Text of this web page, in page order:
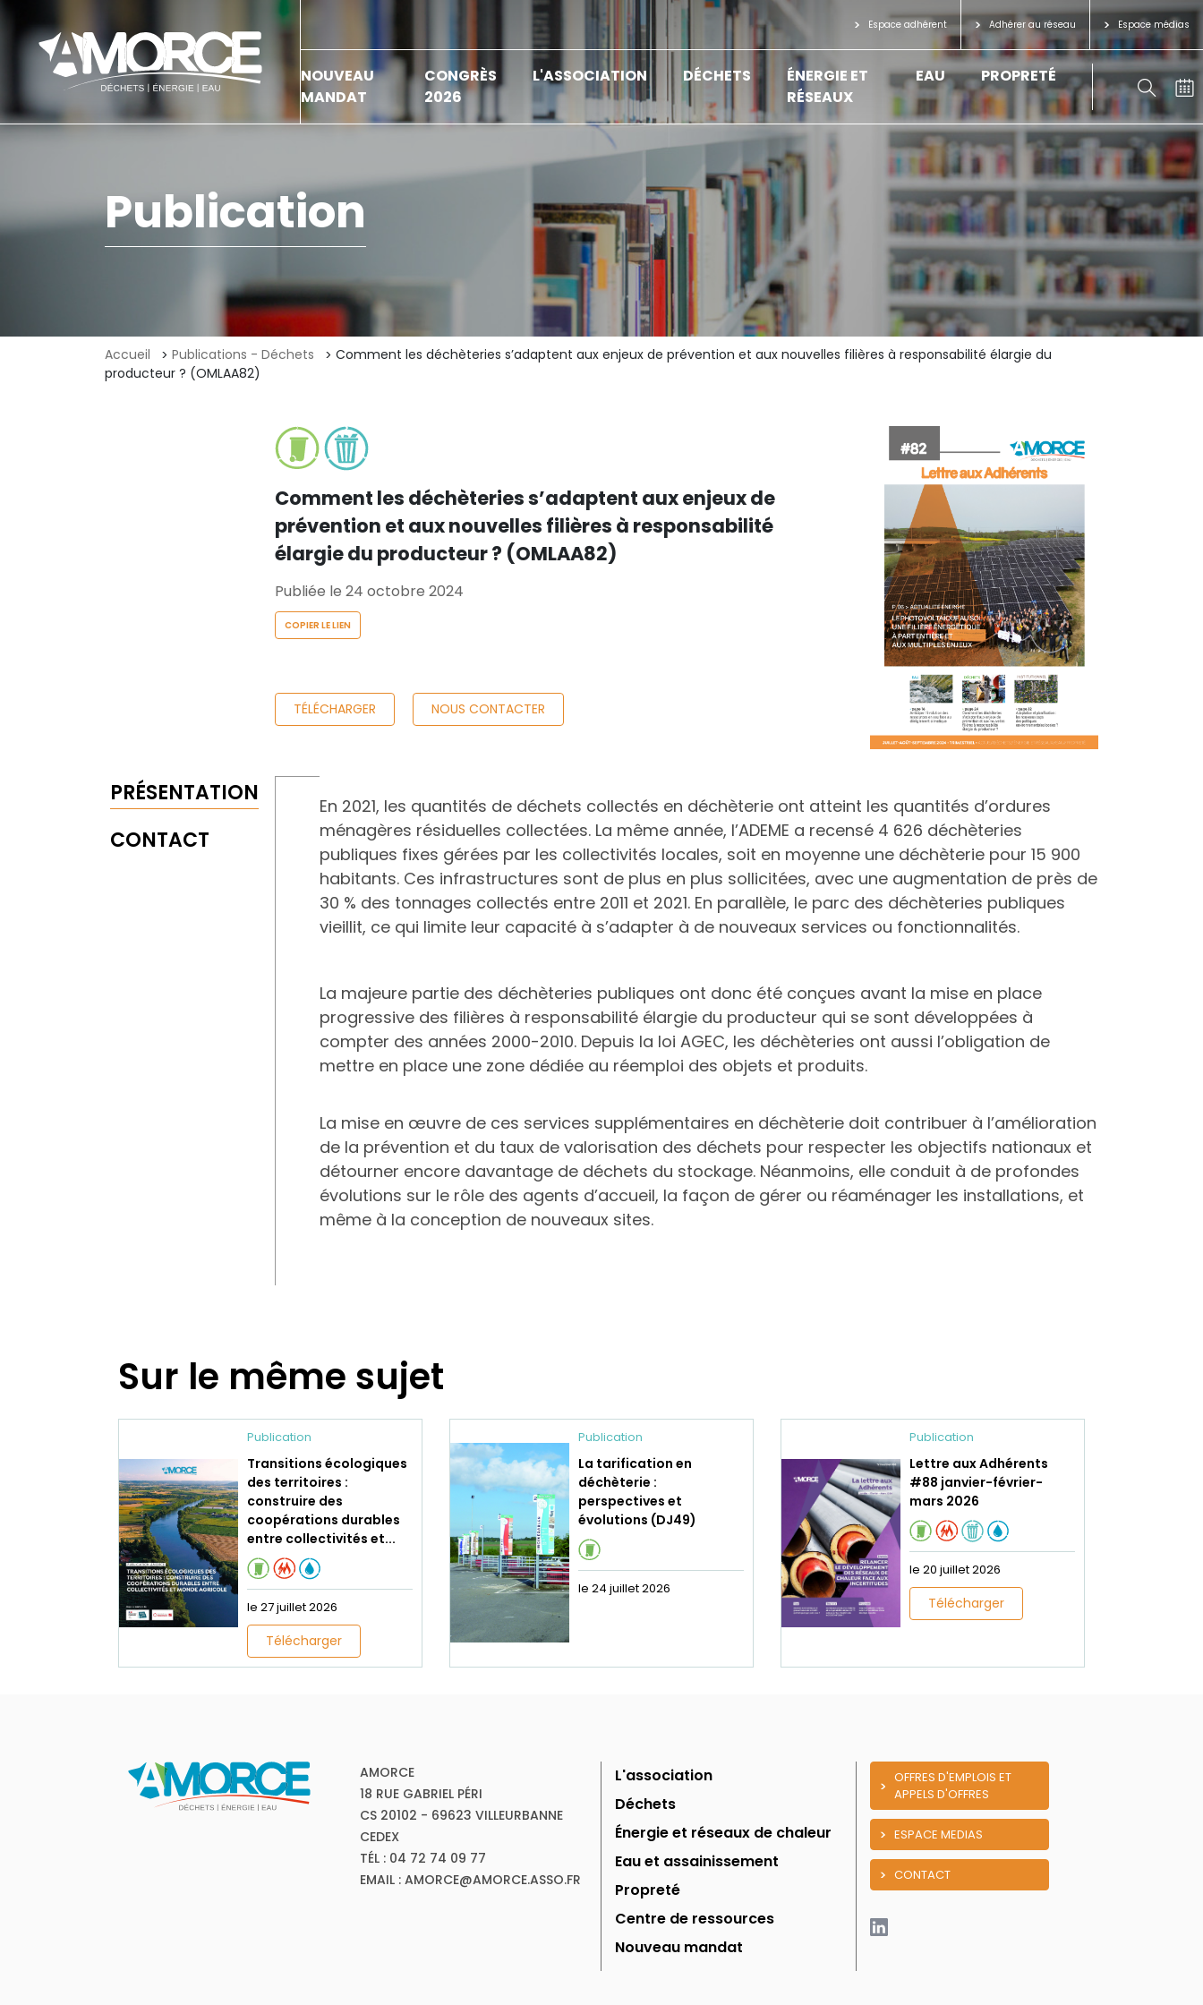
Espace adhérent Adhérer au réseau Espace médias
NOUVEAU
MANDAT
CONGRÈS
2026
L'ASSOCIATION DÉCHETS
ÉNERGIE ET
RÉSEAUX
EAU PROPRETÉ
Publication
Accueil Publications - Déchets
Comment les déchèteries s’adaptent aux enjeux de prévention et aux nouvelles filières à responsabilité élargie du
producteur ? (OMLAA82)
Comment les déchèteries s’adaptent aux enjeux de
prévention et aux nouvelles filières à responsabilité
élargie du producteur ? (OMLAA82)
Publiée le 24 octobre 2024
COPIER LE LIEN
TÉLÉCHARGER NOUS CONTACTER
PRÉSENTATION
CONTACT
En 2021, les quantités de déchets collectés en déchèterie ont atteint les quantités d’ordures
ménagères résiduelles collectées. La même année, l’ADEME a recensé 4 626 déchèteries
publiques fixes gérées par les collectivités locales, soit en moyenne une déchèterie pour 15 900
habitants. Ces infrastructures sont de plus en plus sollicitées, avec une augmentation de près de
30 % des tonnages collectés entre 2011 et 2021. En parallèle, le parc des déchèteries publiques
vieillit, ce qui limite leur capacité à s’adapter à de nouveaux services ou fonctionnalités.
La majeure partie des déchèteries publiques ont donc été conçues avant la mise en place
progressive des filières à responsabilité élargie du producteur qui se sont développées à
compter des années 2000-2010. Depuis la loi AGEC, les déchèteries ont aussi l’obligation de
mettre en place une zone dédiée au réemploi des objets et produits.
La mise en œuvre de ces services supplémentaires en déchèterie doit contribuer à l’amélioration
de la prévention et du taux de valorisation des déchets pour respecter les objectifs nationaux et
détourner encore davantage de déchets du stockage. Néanmoins, elle conduit à de profondes
évolutions sur le rôle des agents d’accueil, la façon de gérer ou réaménager les installations, et
même à la conception de nouveaux sites.
Sur le même sujet
Publication
Transitions écologiques
des territoires :
construire des
coopérations durables
entre collectivités et...
le 27 juillet 2026
Télécharger
Publication
La tarification en
déchèterie :
perspectives et
évolutions (DJ49)
le 24 juillet 2026
Publication
Lettre aux Adhérents
#88 janvier-février-
mars 2026
le 20 juillet 2026
Télécharger
AMORCE
18 RUE GABRIEL PÉRI
CS 20102 - 69623 VILLEURBANNE
CEDEX
TÉL : 04 72 74 09 77
EMAIL : AMORCE@AMORCE.ASSO.FR
L'association
Déchets
Énergie et réseaux de chaleur
Eau et assainissement
Propreté
Centre de ressources
Nouveau mandat
OFFRES D'EMPLOIS ET
APPELS D'OFFRES
ESPACE MEDIAS
CONTACT